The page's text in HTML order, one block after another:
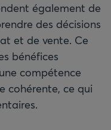
également de
des décisions
et de vente. Ce
bénéfices
compétence
cohérente, ce qui